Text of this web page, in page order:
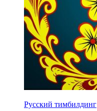
Русский тимбилдинг